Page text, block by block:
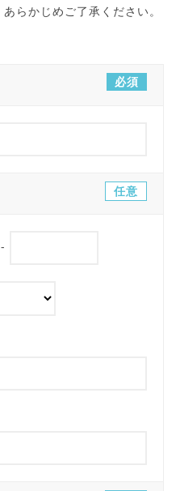
らかじめご了承ください。
必須
任意
-